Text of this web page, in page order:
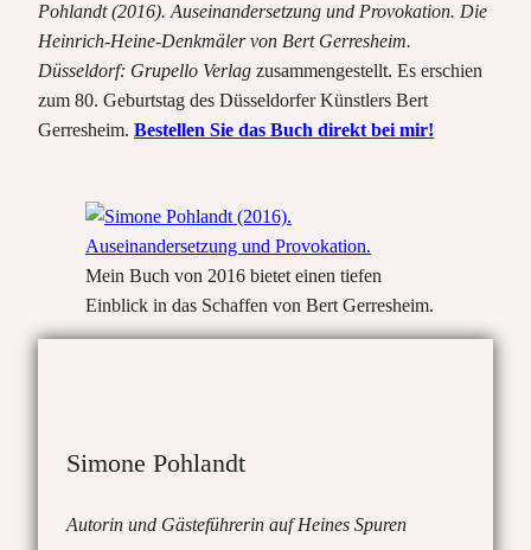
Pohlandt (2016). Auseinandersetzung und Provokation. Die
Heinrich-Heine-Denkmäler von Bert Gerresheim.
Düsseldorf: Grupello Verlag zusammengestellt. Es erschien
zum 80. Geburtstag des Düsseldorfer Künstlers Bert
Gerresheim. Bestellen Sie das Buch direkt bei mir!
Mein Buch von 2016 bietet einen tiefen
Einblick in das Schaffen von Bert Gerresheim.
Simone Pohlandt
Autorin und Gästeführerin auf Heines Spuren